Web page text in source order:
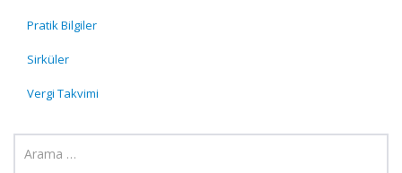
Pratik Bilgiler
Sirküler
Vergi Takvimi